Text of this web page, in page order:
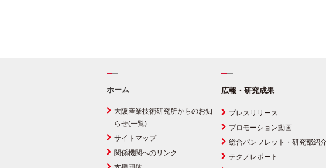
ホーム
大阪産業技術研究所からのお知
らせ(一覧)
サイトマップ
関係機関へのリンク
広報・研究成果
プレスリリース
プロモーション動画
総合パンフレット・研究部紹
テクノレポート